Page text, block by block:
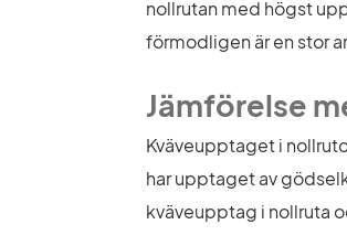
nollrutan med högst
förmodligen är en stor
Jämförelse
Kväveupptaget i
har upptaget av
kväveupptag i nollruta